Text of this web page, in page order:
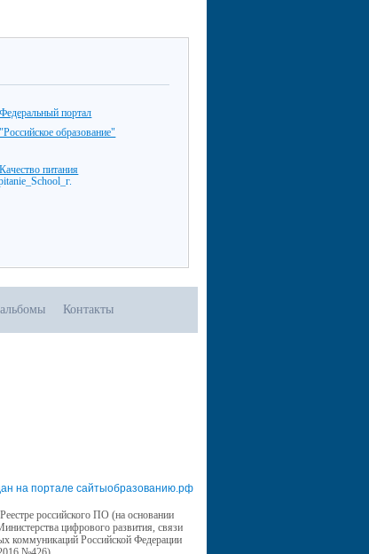
Федеральный портал
"Российское образование"
Качество питания
Контакты
на портале сайтыобразованию.рф
российского ПО (на основании
цифрового развития, связи
коммуникаций Российской Федерации